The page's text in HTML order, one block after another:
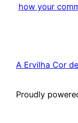
how your
A Ervilha Cor
Proudly